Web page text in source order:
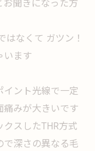
聞きになった方
はなくて ガツン！
います
イント光線で一定
痛みが大きいです
スしたTHR方式
で深さの異なる毛